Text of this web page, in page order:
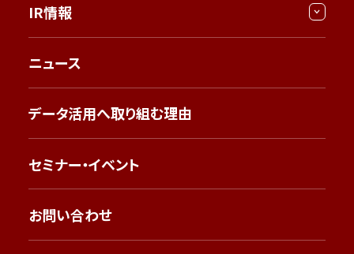
IR情報
ニュース
データ活用へ取り組む理由
セミナー・イベント
お問い合わせ